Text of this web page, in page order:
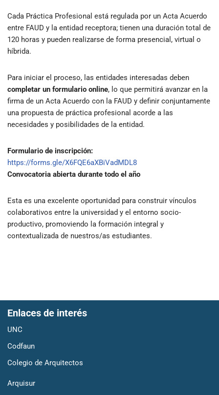
Cada Práctica Profesional está regulada por un Acta Acuerdo
entre FAUD y la entidad receptora; tienen una duración total de
120 horas y pueden realizarse de forma presencial, virtual o
híbrida.
Para iniciar el proceso, las entidades interesadas deben
completar un formulario online, lo que permitirá avanzar en la
firma de un Acta Acuerdo con la FAUD y definir conjuntamente
una propuesta de práctica profesional acorde a las
necesidades y posibilidades de la entidad.
Formulario de inscripción:
https://forms.gle/X6FQE6aXBiVadMDL8
Convocatoria abierta durante todo el año
Esta es una excelente oportunidad para construir vínculos
colaborativos entre la universidad y el entorno socio-
productivo, promoviendo la formación integral y
contextualizada de nuestros/as estudiantes.
Enlaces de interés
UNC
Codfaun
Colegio de Arquitectos
Arquisur